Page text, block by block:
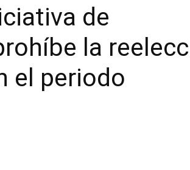
TELEVISIÓN
de
la
el periodo